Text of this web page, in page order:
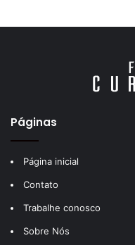
Páginas
Página inicial
Contato
Trabalhe conosco
Sobre Nós